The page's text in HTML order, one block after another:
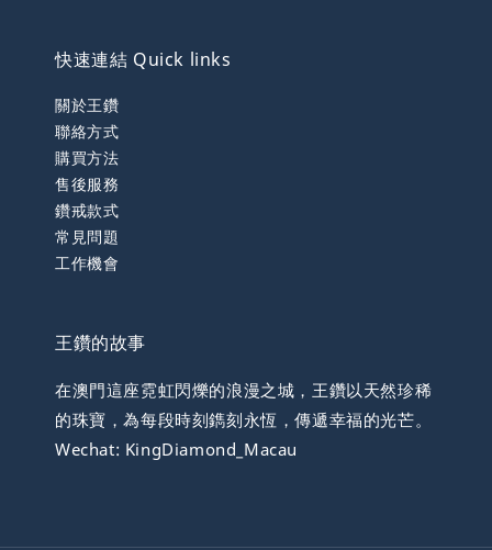
快速連結 Quick links
關於王鑽
聯絡方式
購買方法
售後服務
鑽戒款式
常見問題
工作機會
王鑽的故事
在澳門這座霓虹閃爍的浪漫之城，王鑽以天然珍稀
的珠寶，為每段時刻鐫刻永恆，傳遞幸福的光芒。
Wechat: KingDiamond_Macau